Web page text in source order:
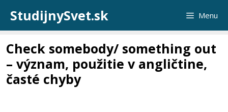
obsah
StudijnySvet.sk Menu
Check somebody/ something out
– význam, použitie v angličtine,
časté chyby